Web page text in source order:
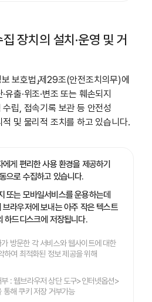
장치의 설치·운영 및 거
보호법」제29조(안전조치의무)에
유출·위조·변조 또는 훼손되지
립, 접속기록 보관 등 안전성
적 및 물리적 조치를 하고 있습니다.
게 편리한 사용 환경을 제공하기
으로 수집하고 있습니다.
또는 모바일서비스를 운용하는데
라우저에 보내는 아주 작은 텍스트
하드디스크에 저장됩니다.
방문한 각 서비스와 웹사이트에 대한
하여 최적화된 정보 제공을 위해
부 : 웹브라우저 상단 도구>인터넷옵션>
통해 쿠키 저장 거부가능